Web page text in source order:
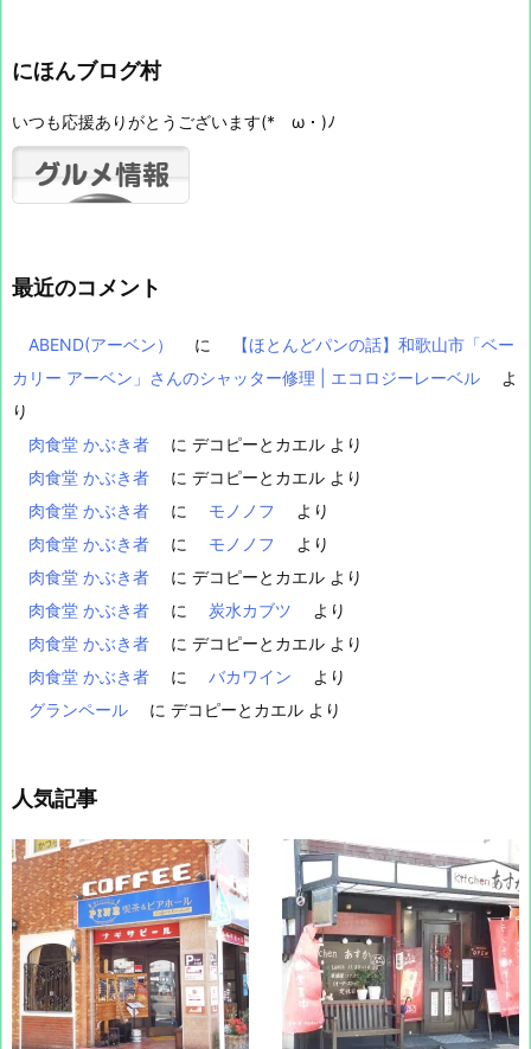
にほんブログ村
いつも応援ありがとうございます(*ゝω・)ﾉ
最近のコメント
ABEND(アーベン） に
【ほとんどパンの話】和歌山市「ベー
カリー アーベン」さんのシャッター修理 | エコロジーレーベル
よ
り
肉食堂 かぶき者
に デコピーとカエル より
肉食堂 かぶき者
に デコピーとカエル より
肉食堂 かぶき者
に モノノフ
より
肉食堂 かぶき者
に モノノフ
より
肉食堂 かぶき者
に デコピーとカエル より
肉食堂 かぶき者
に 炭水カブツ
より
肉食堂 かぶき者
に デコピーとカエル より
肉食堂 かぶき者
に バカワイン
より
グランペール
に デコピーとカエル より
人気記事